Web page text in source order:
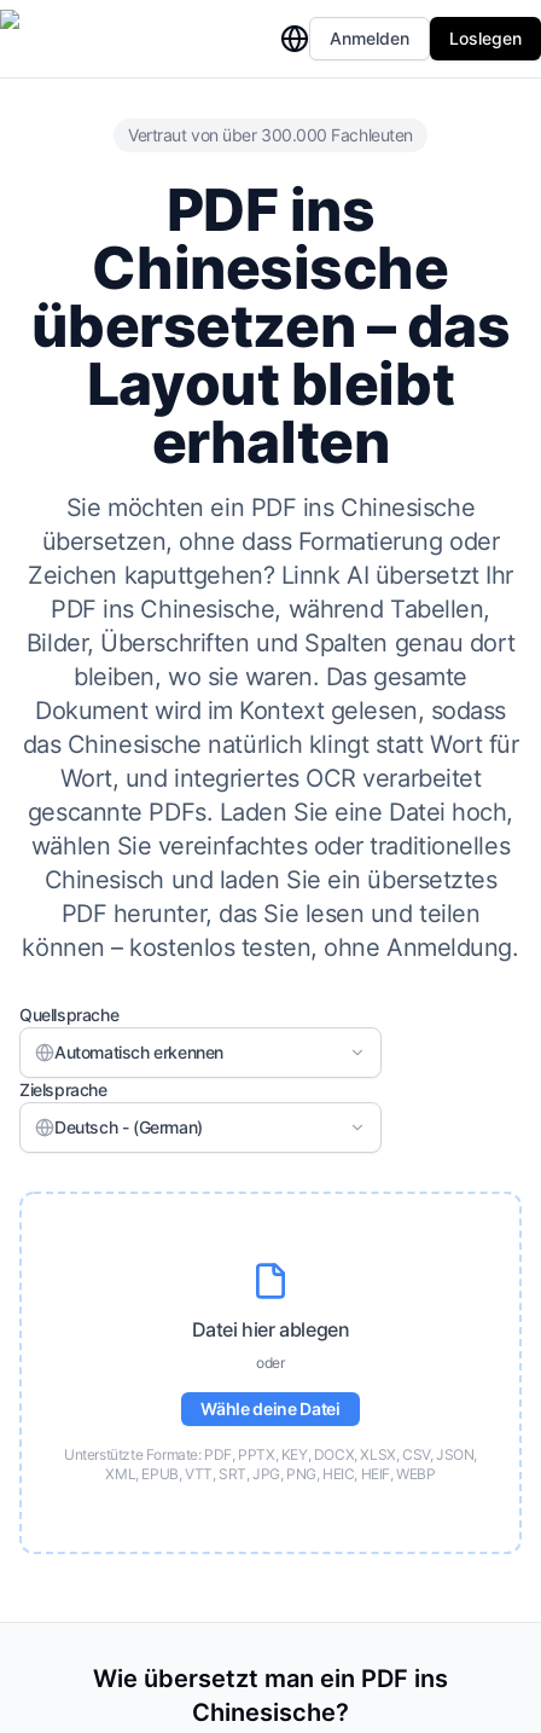
Anmelden Loslegen
Vertraut von über 300.000 Fachleuten
PDF ins
Chinesische
übersetzen – das
Layout bleibt
erhalten
Sie möchten ein PDF ins Chinesische
übersetzen, ohne dass Formatierung oder
Zeichen kaputtgehen? Linnk AI übersetzt Ihr
PDF ins Chinesische, während Tabellen,
Bilder, Überschriften und Spalten genau dort
bleiben, wo sie waren. Das gesamte
Dokument wird im Kontext gelesen, sodass
das Chinesische natürlich klingt statt Wort für
Wort, und integriertes OCR verarbeitet
gescannte PDFs. Laden Sie eine Datei hoch,
wählen Sie vereinfachtes oder traditionelles
Chinesisch und laden Sie ein übersetztes
PDF herunter, das Sie lesen und teilen
können – kostenlos testen, ohne Anmeldung.
Quellsprache
Automatisch erkennen
Zielsprache
Deutsch - (German)
Datei hier ablegen
oder
Wähle deine Datei
Unterstützte Formate: PDF, PPTX, KEY, DOCX, XLSX, CSV, JSON,
XML, EPUB, VTT, SRT, JPG, PNG, HEIC, HEIF, WEBP
Wie übersetzt man ein PDF ins
Chinesische?